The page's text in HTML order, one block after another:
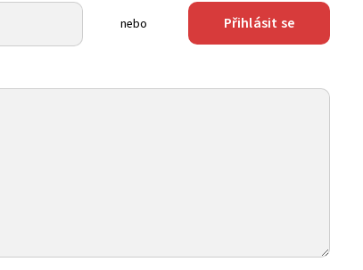
nebo Přihlásit se